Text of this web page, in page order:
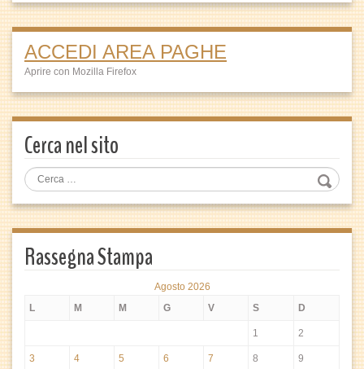
ACCEDI AREA PAGHE
Aprire con Mozilla Firefox
Cerca nel sito
Rassegna Stampa
Agosto 2026
L
M M G V S D
1 2
3 4 5 6 7 8 9